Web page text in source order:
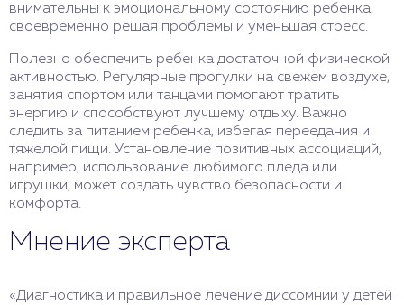
внимательны к эмоциональному состоянию ребенка,
своевременно решая проблемы и уменьшая стресс.
Полезно обеспечить ребенка достаточной физической
активностью. Регулярные прогулки на свежем воздухе,
занятия спортом или танцами помогают тратить
энергию и способствуют лучшему отдыху. Важно
следить за питанием ребенка, избегая переедания и
тяжелой пищи. Установление позитивных ассоциаций,
например, использование любимого пледа или
игрушки, может создать чувство безопасности и
комфорта.
Мнение эксперта
«Диагностика и правильное лечение диссомнии у детей